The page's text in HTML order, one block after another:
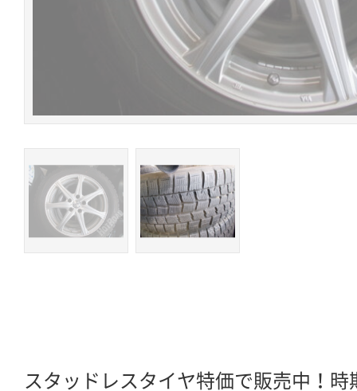
スタッドレスタイヤ特価で販売中！